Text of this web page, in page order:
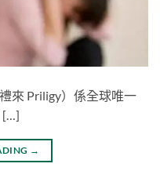
來 Priligy）係全球唯一
[…]
→